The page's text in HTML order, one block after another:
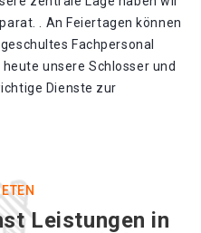
. An Feiertagen können
Fachpersonal
unsere Schlosser und
Dienste zur
Leistungen in